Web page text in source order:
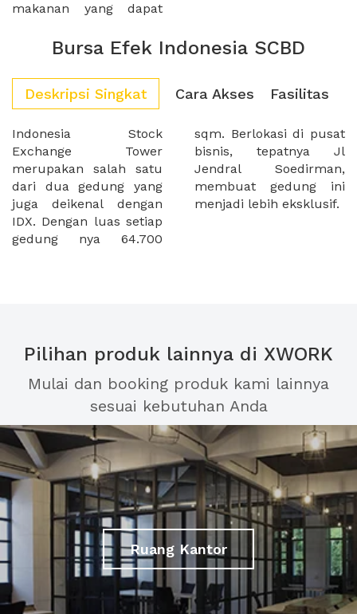
makanan yang dapat
Bursa Efek Indonesia SCBD
Deskripsi Singkat Cara Akses Fasilitas
Indonesia Stock
Exchange Tower
merupakan salah satu
dari dua gedung yang
juga deikenal dengan
IDX. Dengan luas setiap
gedung nya 64.700
sqm. Berlokasi di pusat
bisnis, tepatnya Jl
Jendral Soedirman,
membuat gedung ini
menjadi lebih eksklusif.
Pilihan produk lainnya di XWORK
Mulai dan booking produk kami lainnya
sesuai kebutuhan Anda
Ruang Kantor